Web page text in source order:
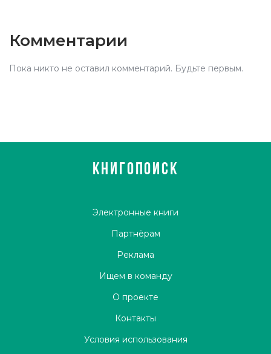
Комментарии
Пока никто не оставил комментарий. Будьте первым.
КНИГОПОИСК
Электронные книги
Партнёрам
Реклама
Ищем в команду
О проекте
Контакты
Условия использования